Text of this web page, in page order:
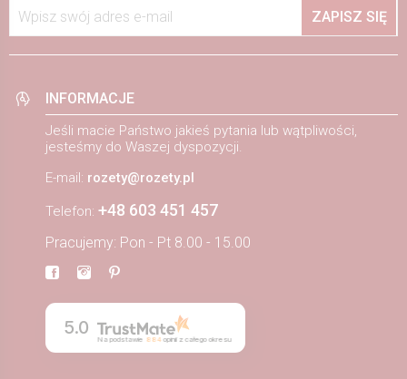
Wpisz swój adres e-mail ZAPISZ SIĘ
INFORMACJE
Jeśli macie Państwo jakieś pytania lub wątpliwości,
jesteśmy do Waszej dyspozycji.
E-mail: rozety@rozety.pl
Telefon: +48 603 451 457
Pracujemy: Pon - Pt 8.00 - 15.00
5.0
Na podstawie 884opinii z całego okresu